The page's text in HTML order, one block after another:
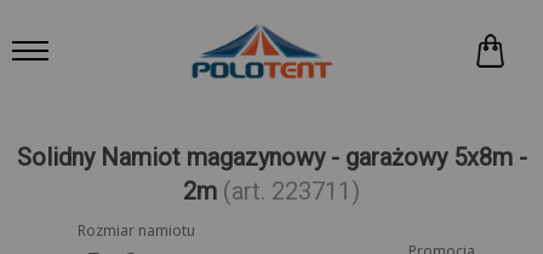
Solidny Namiot magazynowy - garażowy 5x8m -
2m (art. 223711)
Rozmiar namiotu